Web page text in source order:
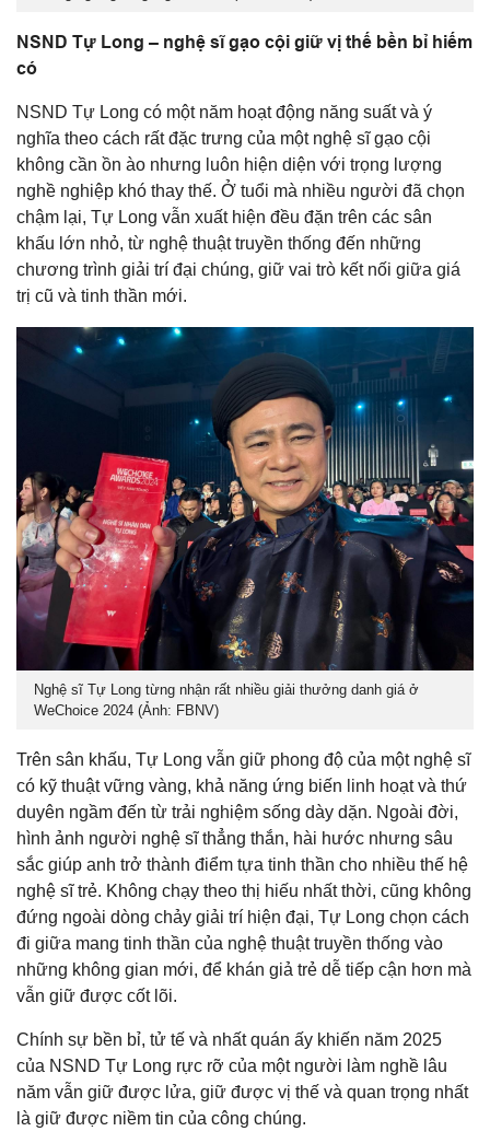
NSND Tự Long – nghệ sĩ gạo cội giữ vị thế bền bỉ hiếm
có
NSND Tự Long có một năm hoạt động năng suất và ý
nghĩa theo cách rất đặc trưng của một nghệ sĩ gạo cội
không cần ồn ào nhưng luôn hiện diện với trọng lượng
nghề nghiệp khó thay thế. Ở tuổi mà nhiều người đã chọn
chậm lại, Tự Long vẫn xuất hiện đều đặn trên các sân
khấu lớn nhỏ, từ nghệ thuật truyền thống đến những
chương trình giải trí đại chúng, giữ vai trò kết nối giữa giá
trị cũ và tinh thần mới.
Nghệ sĩ Tự Long từng nhận rất nhiều giải thưởng danh giá ở
WeChoice 2024 (Ảnh: FBNV)
Trên sân khấu, Tự Long vẫn giữ phong độ của một nghệ sĩ
có kỹ thuật vững vàng, khả năng ứng biến linh hoạt và thứ
duyên ngầm đến từ trải nghiệm sống dày dặn. Ngoài đời,
hình ảnh người nghệ sĩ thẳng thắn, hài hước nhưng sâu
sắc giúp anh trở thành điểm tựa tinh thần cho nhiều thế hệ
nghệ sĩ trẻ. Không chạy theo thị hiếu nhất thời, cũng không
đứng ngoài dòng chảy giải trí hiện đại, Tự Long chọn cách
đi giữa mang tinh thần của nghệ thuật truyền thống vào
những không gian mới, để khán giả trẻ dễ tiếp cận hơn mà
vẫn giữ được cốt lõi.
Chính sự bền bỉ, tử tế và nhất quán ấy khiến năm 2025
của NSND Tự Long rực rỡ của một người làm nghề lâu
năm vẫn giữ được lửa, giữ được vị thế và quan trọng nhất
là giữ được niềm tin của công chúng.